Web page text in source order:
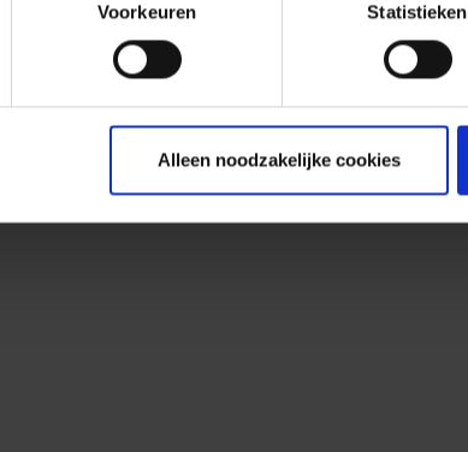
Voorkeuren Statistieken
Alleen noodzakelijke cookies